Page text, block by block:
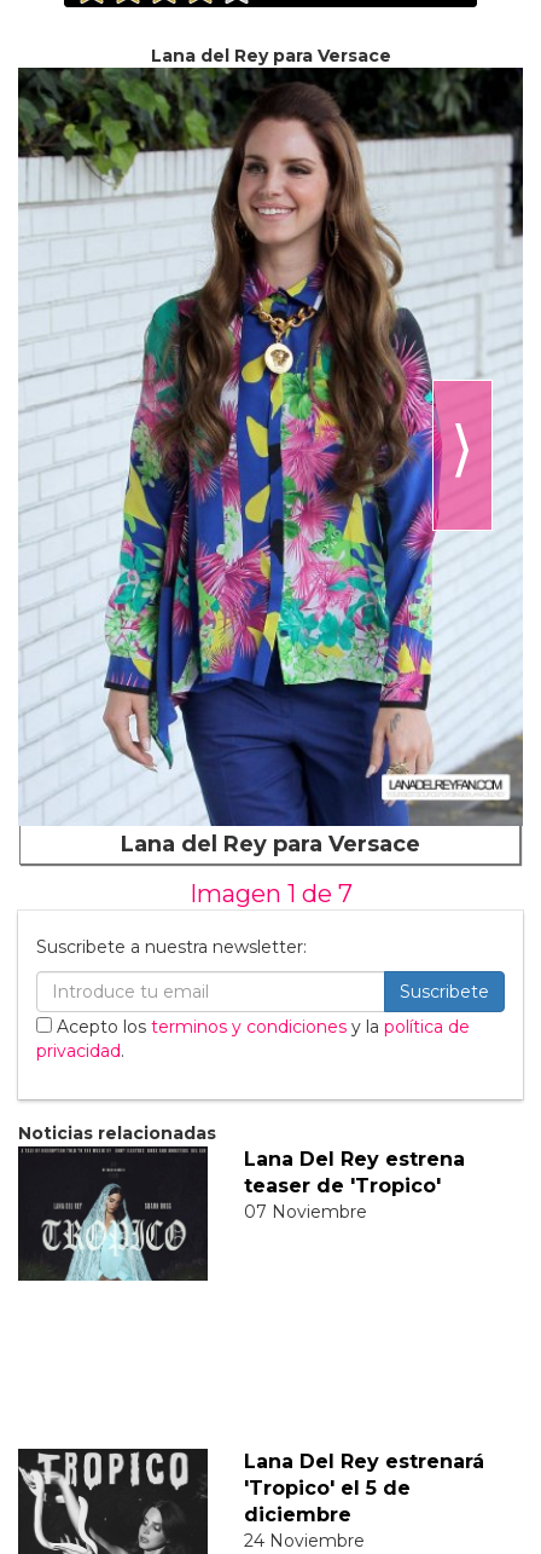
Lana del Rey para Versace
⟩
Lana del Rey para Versace
Imagen 1 de 7
Suscribete a nuestra newsletter:
Suscribete
Acepto los terminos y condiciones y la política de
privacidad.
Noticias relacionadas
Lana Del Rey estrena
teaser de 'Tropico'
07 Noviembre
Lana Del Rey estrenará
'Tropico' el 5 de
diciembre
24 Noviembre